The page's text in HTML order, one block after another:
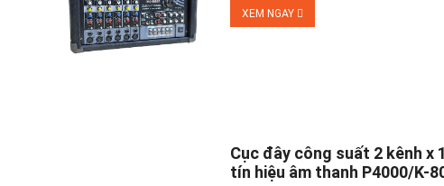
XEM NGAY
Cục đây công suất 2 kênh x
tín hiệu âm thanh P4000/K-